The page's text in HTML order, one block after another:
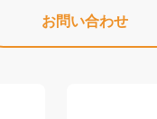
お問い合わせ